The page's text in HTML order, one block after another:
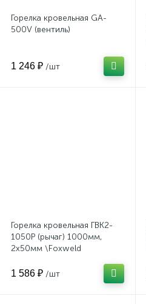
Горелка кровельная GA-
500V (вентиль)
1 246 ₽ /шт
Горелка кровельная ГВК2-
1050Р (рычаг) 1000мм,
2х50мм \Foxweld
1 586 ₽ /шт